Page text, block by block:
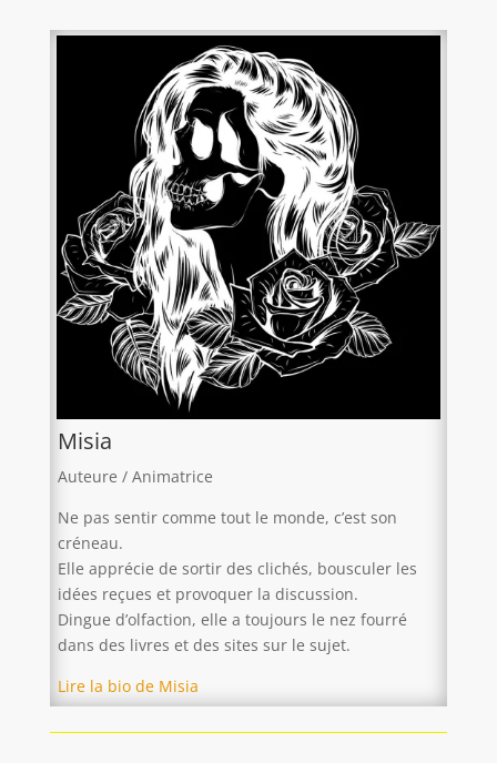
Misia
Auteure / Animatrice
Ne pas sentir comme tout le monde, c’est son
créneau.
Elle apprécie de sortir des clichés, bousculer les
idées reçues et provoquer la discussion.
Dingue d’olfaction, elle a toujours le nez fourré
dans des livres et des sites sur le sujet.
Lire la bio de Misia